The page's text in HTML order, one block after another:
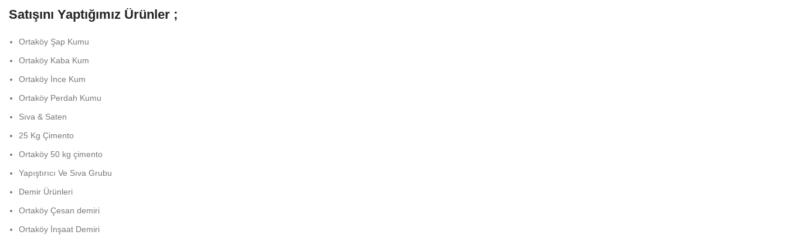
Satışını Yaptığımız Ürünler ;
Ortaköy Şap Kumu
Ortaköy Kaba Kum
Ortaköy İnce Kum
Ortaköy Perdah Kumu
Sıva & Saten
25 Kg Çimento
Ortaköy 50 kg çimento
Yapıştırıcı Ve Sıva Grubu
Demir Ürünleri
Ortaköy Çesan demiri
Ortaköy İnşaat Demiri